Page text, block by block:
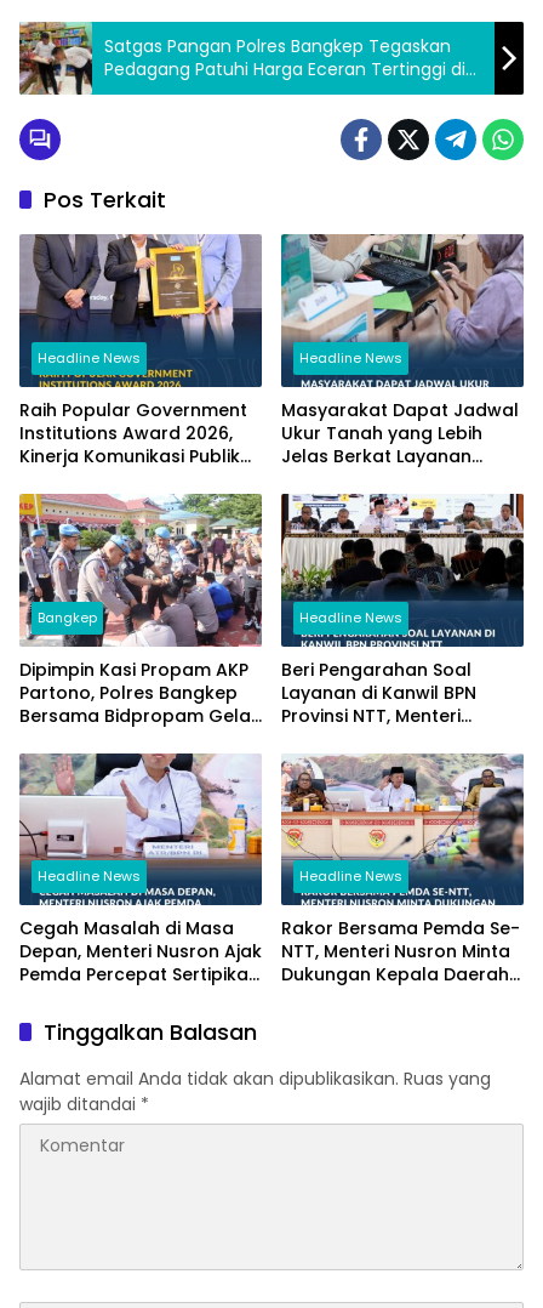
Satgas Pangan Polres Bangkep Tegaskan
Pedagang Patuhi Harga Eceran Tertinggi di
Salakan
Pos Terkait
Headline News
Raih Popular Government
Institutions Award 2026,
Kinerja Komunikasi Publik
Kembali Diakui
Headline News
Masyarakat Dapat Jadwal
Ukur Tanah yang Lebih
Jelas Berkat Layanan
Bangkep
Dipimpin Kasi Propam AKP
Partono, Polres Bangkep
Bersama Bidpropam Gelar
Headline News
Beri Pengarahan Soal
Layanan di Kanwil BPN
Provinsi NTT, Menteri
Pandang Masyarakat
Headline News
Cegah Masalah di Masa
Depan, Menteri Nusron Ajak
Pemda Percepat Sertipikasi
NTT
Headline News
Rakor Bersama Pemda Se-
NTT, Menteri Nusron Minta
Dukungan Kepala Daerah
Tinggalkan Balasan
Alamat email Anda tidak akan dipublikasikan. Ruas yang
wajib ditandai *